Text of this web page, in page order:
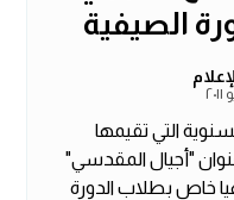
الصيفية
التي تقيمها
المقدسي لعام ٢٠١١ بعنوان "أجيال المقدسي"
خاص بطلاب الدورة